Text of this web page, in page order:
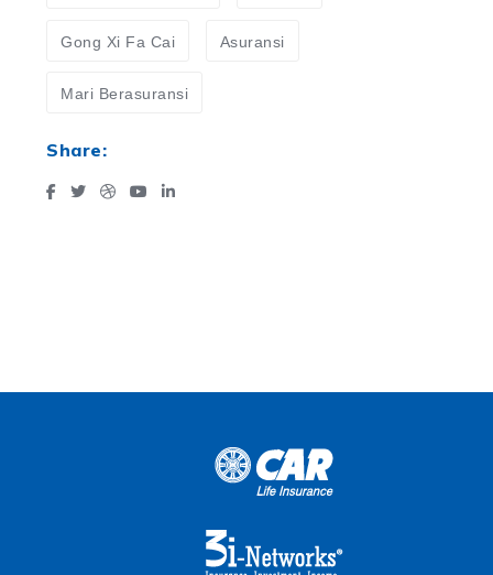
Gong Xi Fa Cai Asuransi
Mari Berasuransi
Share: